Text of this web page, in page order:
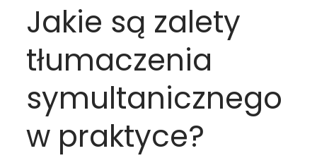
Jakie są zalety
tłumaczenia
symultanicznego
w praktyce?